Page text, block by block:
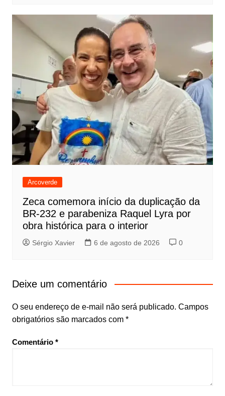
Arcoverde
Zeca comemora início da duplicação da
BR-232 e parabeniza Raquel Lyra por
obra histórica para o interior
Sérgio Xavier 6 de agosto de 2026 0
Deixe um comentário
O seu endereço de e-mail não será publicado. Campos
obrigatórios são marcados com *
Comentário *